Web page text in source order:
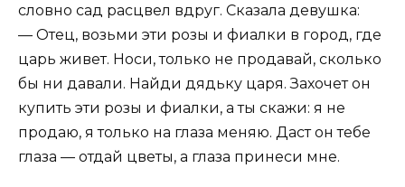
словно сад расцвел вдруг. Сказала девушка:
— Отец, возьми эти розы и фиалки в город, где
царь живет. Носи, только не продавай, сколько
бы ни давали. Найди дядьку царя. Захочет он
купить эти розы и фиалки, а ты скажи: я не
продаю, я только на глаза меняю. Даст он тебе
глаза — отдай цветы, а глаза принеси мне.